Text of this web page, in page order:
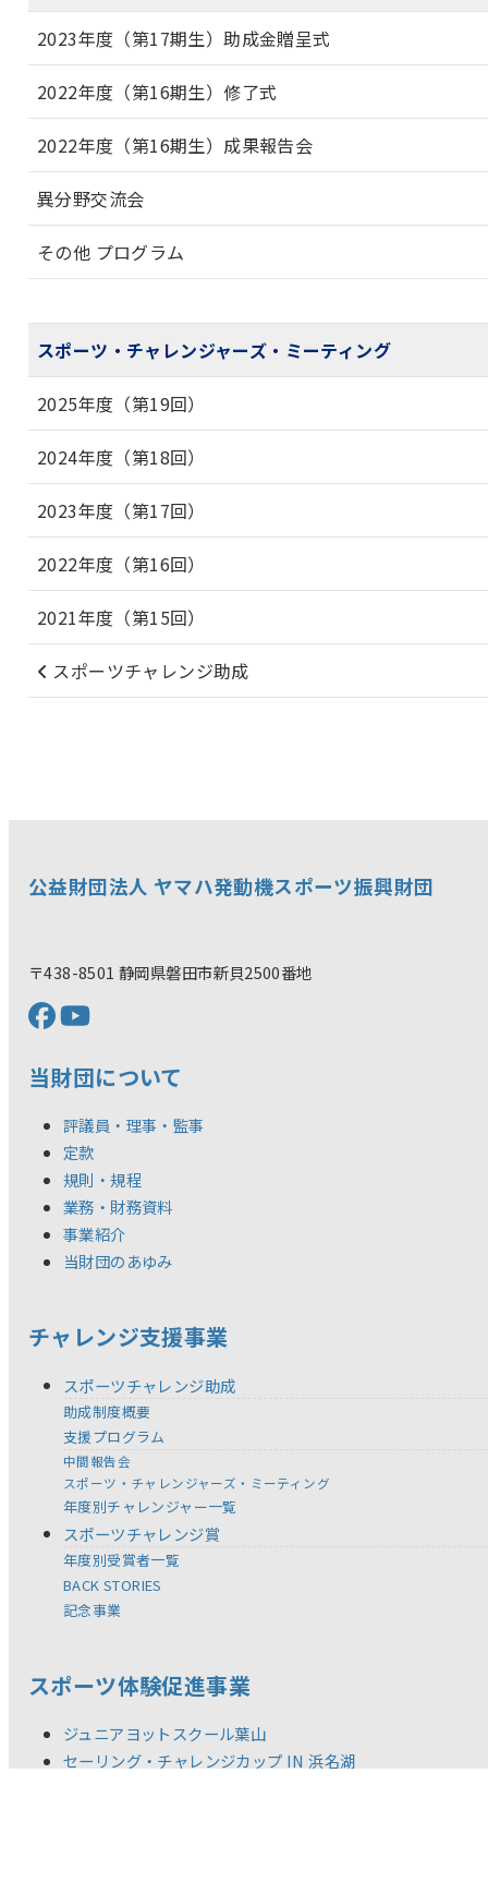
2023年度（第17期生）助成金贈呈式
2022年度（第16期生）修了式
2022年度（第16期生）成果報告会
異分野交流会
その他 プログラム
スポーツ・チャレンジャーズ・ミーティング
2025年度（第19回）
2024年度（第18回）
2023年度（第17回）
2022年度（第16回）
2021年度（第15回）
スポーツチャレンジ助成
公益財団法人 ヤマハ発動機スポーツ振興財団
〒438-8501 静岡県磐田市新貝2500番地
当財団について
評議員・理事・監事
定款
規則・規程
業務・財務資料
事業紹介
当財団のあゆみ
チャレンジ支援事業
スポーツチャレンジ助成
助成制度概要
支援プログラム
中間報告会
スポーツ・チャレンジャーズ・ミーティング
年度別チャレンジャー一覧
スポーツチャレンジ賞
年度別受賞者一覧
BACK STORIES
記念事業
スポーツ体験促進事業
ジュニアヨットスクール葉山
セーリング・チャレンジカップ IN 浜名湖